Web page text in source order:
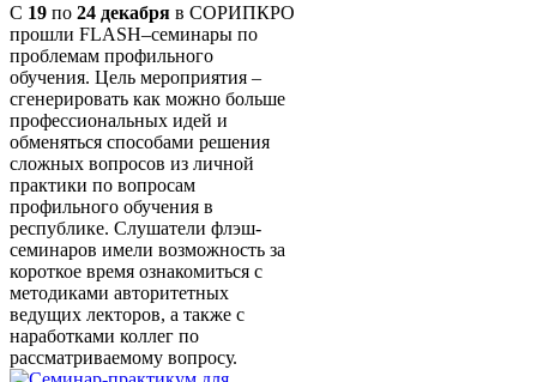
С 19 по 24 декабря в СОРИПКРО
прошли FLASH–семинары по
проблемам профильного
обучения. Цель мероприятия –
сгенерировать как можно больше
профессиональных идей и
обменяться способами решения
сложных вопросов из личной
практики по вопросам
профильного обучения в
республике. Слушатели флэш-
семинаров имели возможность за
короткое время ознакомиться с
методиками авторитетных
ведущих лекторов, а также с
наработками коллег по
рассматриваемому вопросу.